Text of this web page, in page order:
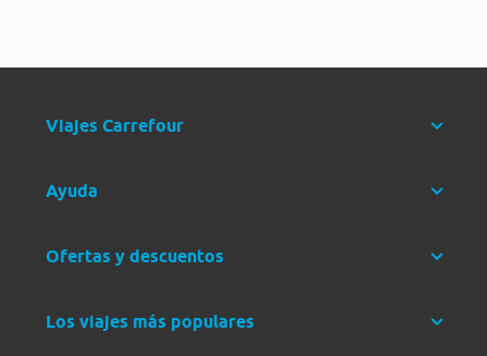
Viajes Carrefour
Ayuda
Ofertas y descuentos
Los viajes más populares